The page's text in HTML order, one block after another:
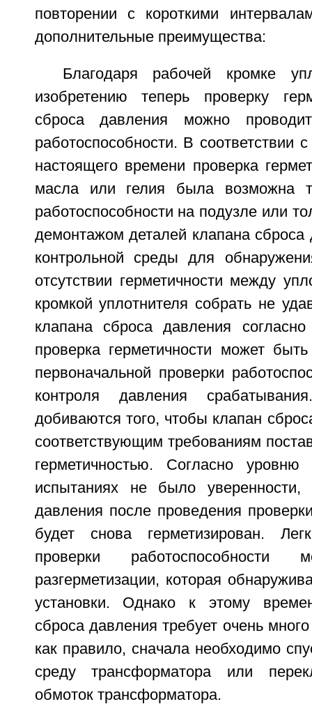
повторении с короткими
дополнительные преимущества:
Благодаря рабочей кромке
изобретению теперь проверку
сброса давления можно
работоспособности. В соответствии
настоящего времени проверка
масла или гелия была возможна
работоспособности на подузле или
демонтажом деталей клапана сброса
контрольной среды для
отсутствии герметичности между
кромкой уплотнителя собрать не
клапана сброса давления
проверка герметичности может
первоначальной проверки
контроля давления
добиваются того, чтобы клапан
соответствующим требованиям
герметичностью. Согласно
испытаниях не было уверенности,
давления после проведения
будет снова герметизирован.
проверки
разгерметизации, которая
установки. Однако к этому
сброса давления требует очень
как правило, сначала необходимо
среду трансформатора или
обмоток трансформатора.